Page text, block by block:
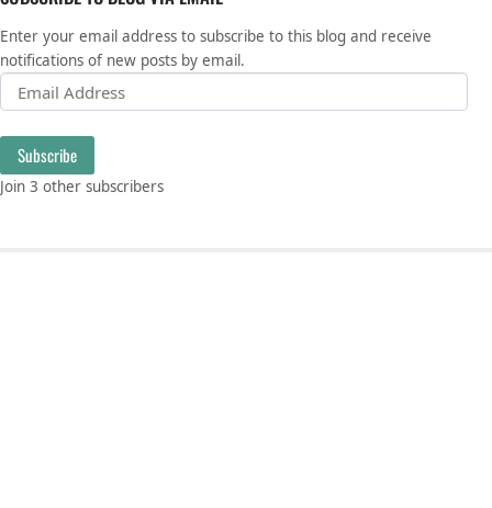
Enter your email address to subscribe to this blog and receive
notifications of new posts by email.
Email Address
Subscribe
Join 3 other subscribers